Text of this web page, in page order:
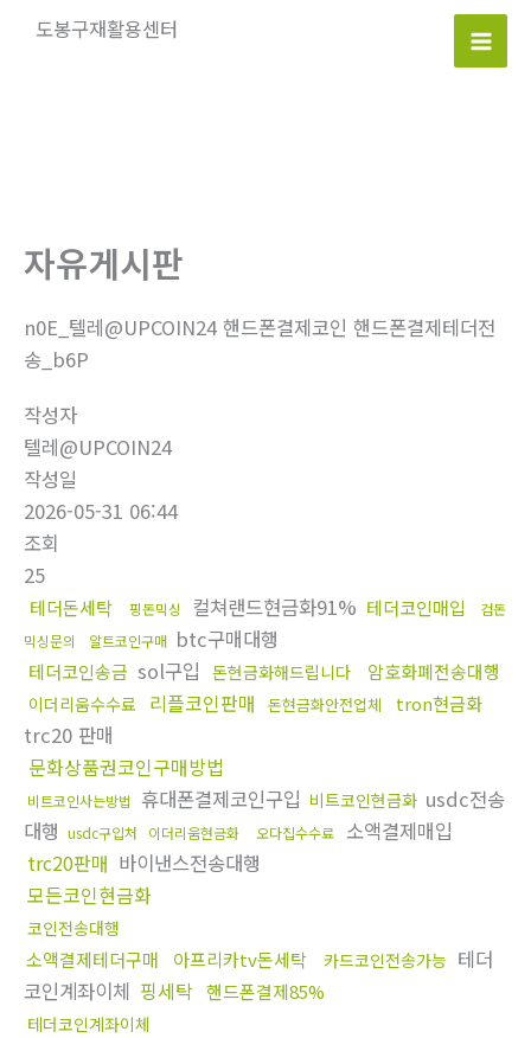
도봉구재활용센터
Main
자유게시판
n0E_텔레@UPCOIN24 핸드폰결제코인 핸드폰결제테더전
송_b6P
작성자
텔레@UPCOIN24
작성일
2026-05-31 06:44
조회
25
테더돈세탁 핑돈믹싱 컬쳐랜드현금화91% 테더코인매입
검돈
믹싱문의
알트코인구매 btc구매대행
테더코인송금 sol구입 돈현금화해드립니다 암호화폐전송대행
이더리움수수료 리플코인판매 돈현금화안전업체 tron현금화
trc20 판매
문화상품권코인구매방법
비트코인사는방법 휴대폰결제코인구입 비트코인현금화 usdc전송
대행 usdc구입처 이더리움현금화 오다집수수료
소액결제매입
trc20판매 바이낸스전송대행
모든코인현금화
코인전송대행
소액결제테더구매 아프리카tv돈세탁 카드코인전송가능 테더
코인계좌이체 핑세탁 핸드폰결제85%
테더코인계좌이체